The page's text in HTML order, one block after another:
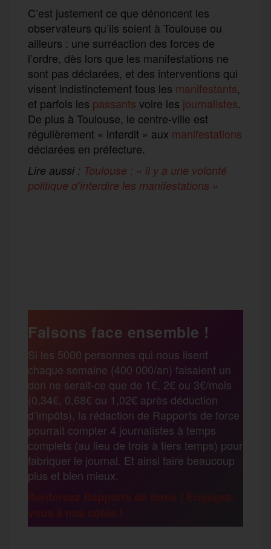
C’est justement ce que dénoncent les
observateurs qu’ils soient à Toulouse ou
ailleurs : une surréaction des forces de
l’ordre, dès lors que les manifestations ne
sont pas déclarées, et des interventions qui
visent indistinctement tous les manifestants,
et parfois les passants voire les journalistes.
De plus à Toulouse, le centre-ville est
régulièrement « interdit » aux manifestations
déclarées en préfecture.
Lire aussi : Toulouse : « il y a une volonté
politique d’interdire les manifestations »
b
o
o
k
t
e
r
l
s
a
g
e
m
r
t
a
g
e
Faisons face ensemble !
Si les 5000 personnes qui nous lisent
chaque semaine (400 000/an) faisaient un
don ne serait-ce que de 1€, 2€ ou 3€/mois
(0,34€, 0,68€ ou 1,02€ après déduction
d’impôts), la rédaction de Rapports de force
pourrait compter 4 journalistes à temps
complets (au lieu de trois à tiers temps) pour
fabriquer le journal. Et ainsi faire beaucoup
plus et bien mieux.
Renforcez Rapports de force ! Engagez-
vous à nos côtés !